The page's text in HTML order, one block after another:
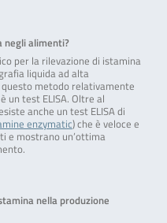
negli alimenti?
per la rilevazione di istamina
liquida ad alta
questo metodo relativamente
un test ELISA. Oltre al
anche un test ELISA di
enzymatic) che è veloce e
e mostrano un’ottima
nella produzione